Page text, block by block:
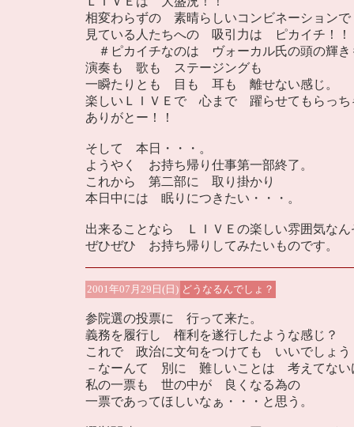
相変わらずの 素晴らしいコンビネーションで
見ている人たちへの 吸引力は ピカイチ！！
＃ピカイチなのは ヴォーカル氏の頭の輝き
演奏も 歌も ステージングも
一瞬たりとも 目も 耳も 離せない感じ。
楽しいＬＩＶＥで 心まで 躍らせてもらっ
ありがとー！！
そして 本日・・・。
ようやく お持ち帰り仕事第一部終了。
これから 第二部に 取り掛かり
本日中には 眠りにつきたい・・・。
出来ることなら ＬＩＶＥの楽しい雰囲気なん
ぜひぜひ お持ち帰りしてみたいものです。
2001年07月29日(日) どうなるんでしょ？
参院選の投票に 行って来た。
義務を履行し 権利を遂行したような感じ？
これで 政治に文句をつけても いいでしょう
－なーんて 別に 難しいことは 考えてない
私の一票も 世の中が 良くなる為の
一票であってほしいなぁ・・・と思う。